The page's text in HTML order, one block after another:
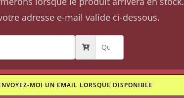
adresse e-mail valide ci-dessous.
MOI UN EMAIL LORSQUE DISPONIBLE